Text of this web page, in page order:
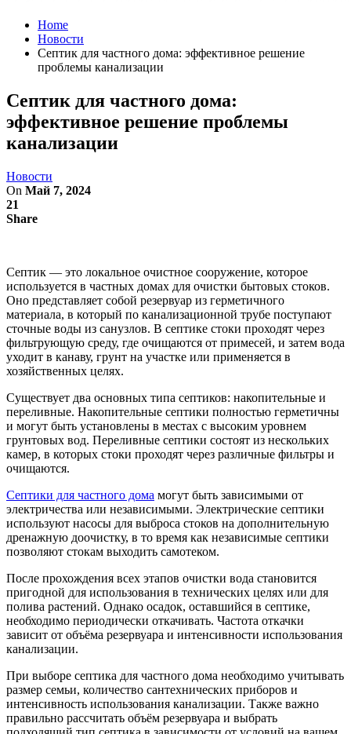
Home
Новости
Септик для частного дома: эффективное решение
проблемы канализации
Септик для частного дома:
эффективное решение проблемы
канализации
Новости
On Май 7, 2024
21
Share
Септик — это локальное очистное сооружение, которое
используется в частных домах для очистки бытовых стоков.
Оно представляет собой резервуар из герметичного
материала, в который по канализационной трубе поступают
сточные воды из санузлов. В септике стоки проходят через
фильтрующую среду, где очищаются от примесей, и затем вода
уходит в канаву, грунт на участке или применяется в
хозяйственных целях.
Существует два основных типа септиков: накопительные и
переливные. Накопительные септики полностью герметичны
и могут быть установлены в местах с высоким уровнем
грунтовых вод. Переливные септики состоят из нескольких
камер, в которых стоки проходят через различные фильтры и
очищаются.
Септики для частного дома могут быть зависимыми от
электричества или независимыми. Электрические септики
используют насосы для выброса стоков на дополнительную
дренажную доочистку, в то время как независимые септики
позволяют стокам выходить самотеком.
После прохождения всех этапов очистки вода становится
пригодной для использования в технических целях или для
полива растений. Однако осадок, оставшийся в септике,
необходимо периодически откачивать. Частота откачки
зависит от объёма резервуара и интенсивности использования
канализации.
При выборе септика для частного дома необходимо учитывать
размер семьи, количество сантехнических приборов и
интенсивность использования канализации. Также важно
правильно рассчитать объём резервуара и выбрать